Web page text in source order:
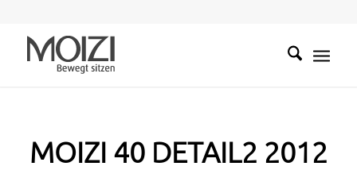
MOIZI 40 DETAIL2 2012